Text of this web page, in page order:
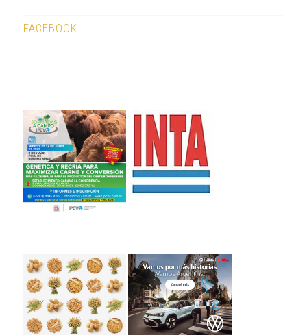
FACEBOOK